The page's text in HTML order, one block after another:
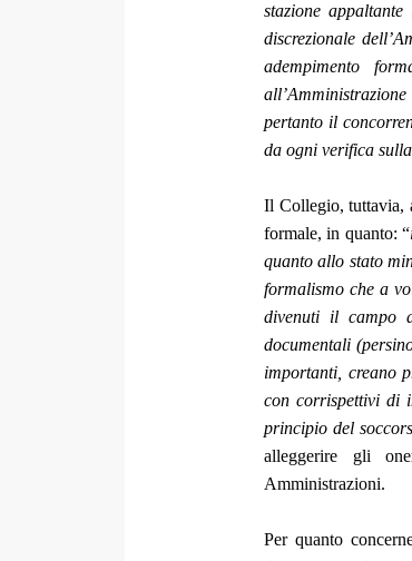
stazione
discrezionale
adempimento
pertanto il
da ogni verifica
Il Collegio, tuttavia,
formale, in quanto: “
quanto allo stato
formalismo che a
divenuti il campo
documentali
importanti, creano
con corrispettivi di
principio del
alleggerire gli
Amministrazioni.
Per quanto